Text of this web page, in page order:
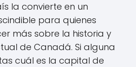
la convierte en un
para quienes
más sobre la historia y
de Canadá. Si alguna
cuál es la capital de